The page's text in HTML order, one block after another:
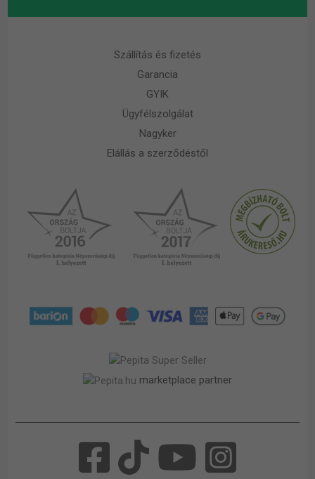
Szállítás és fizetés
Garancia
GYIK
Ügyfélszolgálat
Nagyker
Elállás a szerződéstől
marketplace partner